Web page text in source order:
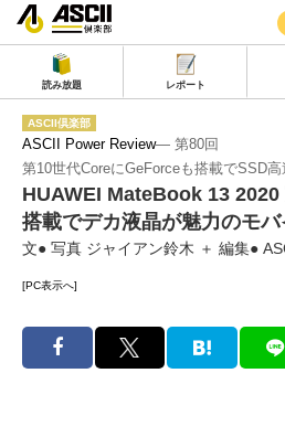
読み放題 レポート
ASCII倶楽部
ASCII Power Review― 第80回
第10世代CoreにGeForceも搭載でSSD
HUAWEI MateBook 13
搭載でデカ液晶が魅力のモ
文● 写真 ジャイアン鈴木 ＋ 編集●
[PC表示へ]